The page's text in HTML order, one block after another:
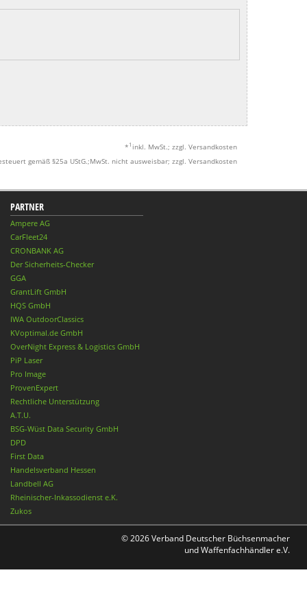
* 1 inkl. MwSt.; zzgl. Versandkosten
gemäß §25a UStG.;MwSt. nicht ausweisbar; zzgl. Versandkosten
PARTNER
Ampere AG
CarFleet24
CRONBANK AG
Der Sicherheits-Checker
GGA
GrantLift GmbH
HQS GmbH
IWA OutdoorClassics
KVoptimal.de GmbH
OverNight Express & Logistics GmbH
PiP Laser
Pro Image
ProvenExpert
Rechtliche Unterstützung
A.T.U.
BSG-Wüst Data Security GmbH
DPD
First Data
Handelsverband Hessen
Landbell AG
Rheinischer-Inkassodienst e.K.
Zukos
© 2026 Verband Deutscher Büchsenmacher
und Waffenfachhändler e.V.